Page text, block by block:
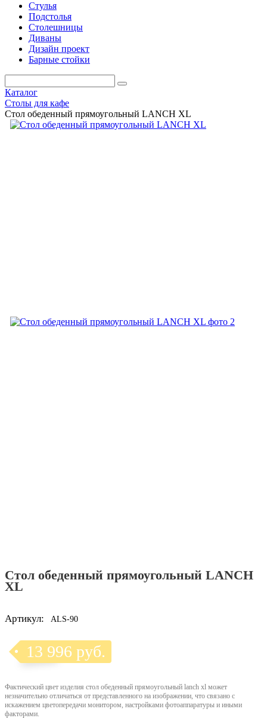
Стулья
Подстолья
Столешницы
Диваны
Дизайн проект
Барные стойки
Каталог
Столы для кафе
Стол обеденный прямоугольный LANCH XL
Стол обеденный прямоугольный LANCH
XL
Артикул: ALS-90
13 996 руб.
Фактический цвет изделия стол обеденный прямоугольный lanch xl может
незначительно отличаться от представленного на изображении, что связано с
искажением цветопередачи монитором, настройками фотоаппаратуры и иными
факторами.